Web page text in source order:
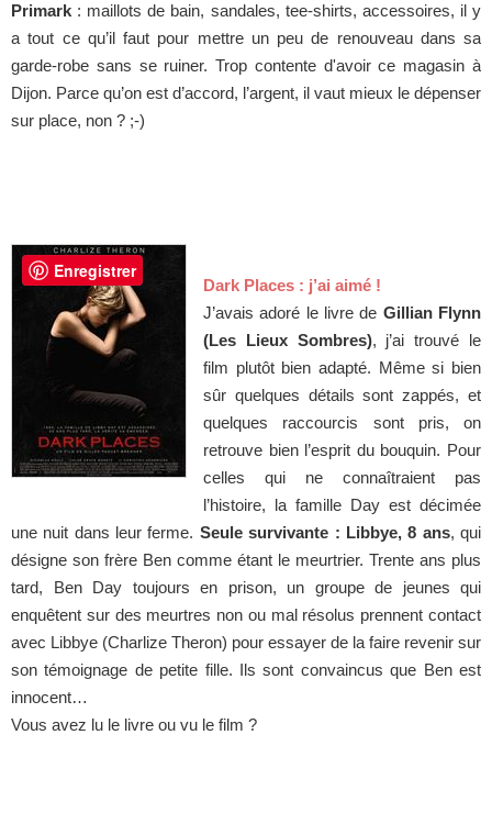
Primark : maillots de bain, sandales, tee-shirts, accessoires, il y
a tout ce qu’il faut pour mettre un peu de renouveau dans sa
garde-robe sans se ruiner. Trop contente d'avoir ce magasin à
Dijon. Parce qu’on est d’accord, l’argent, il vaut mieux le dépenser
sur place, non ? ;-)
Dark Places : j’ai aimé !
J’avais adoré le livre de Gillian Flynn
(Les Lieux Sombres), j’ai trouvé le
film plutôt bien adapté. Même si bien
sûr quelques détails sont zappés, et
quelques raccourcis sont pris, on
retrouve bien l’esprit du bouquin. Pour
celles qui ne connaîtraient pas
l’histoire, la famille Day est décimée
une nuit dans leur ferme. Seule survivante : Libbye, 8 ans, qui
désigne son frère Ben comme étant le meurtrier. Trente ans plus
tard, Ben Day toujours en prison, un groupe de jeunes qui
enquêtent sur des meurtres non ou mal résolus prennent contact
avec Libbye (Charlize Theron) pour essayer de la faire revenir sur
son témoignage de petite fille. Ils sont convaincus que Ben est
innocent…
Vous avez lu le livre ou vu le film ?
Enregistrer